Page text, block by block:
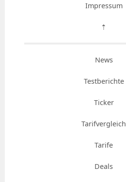
Impressum
⇡
News
Testberichte
Ticker
Tarifvergleich
Tarife
Deals